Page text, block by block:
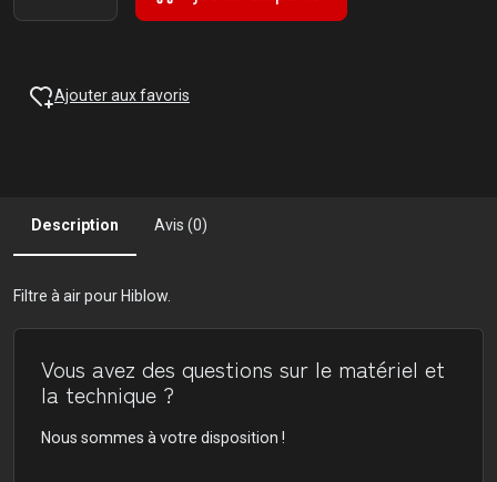
Ajouter aux favoris
Description Avis (0)
Filtre à air pour Hiblow.
Vous avez des questions sur le matériel et
la technique ?
Nous sommes à votre disposition !